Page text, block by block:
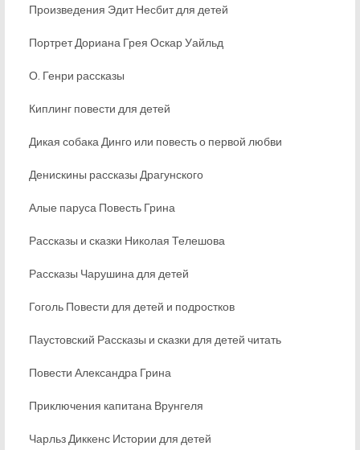
Произведения Эдит Несбит для детей
Портрет Дориана Грея Оскар Уайльд
О. Генри рассказы
Киплинг повести для детей
Дикая собака Динго или повесть о первой любви
Денискины рассказы Драгунского
Алые паруса Повесть Грина
Рассказы и сказки Николая Телешова
Рассказы Чарушина для детей
Гоголь Повести для детей и подростков
Паустовский Рассказы и сказки для детей читать
Повести Александра Грина
Приключения капитана Врунгеля
Чарльз Диккенс Истории для детей